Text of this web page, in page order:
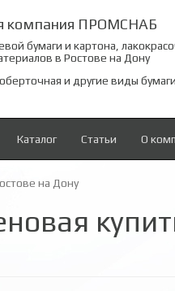
компания ПРОМСНАБ
бумаги и картона,
в Ростове на Дону
и другие виды
Каталог Статьи О
на Дону